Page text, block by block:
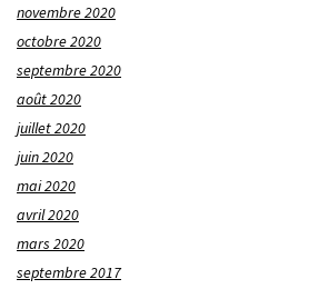
novembre 2020
octobre 2020
septembre 2020
août 2020
juillet 2020
juin 2020
mai 2020
avril 2020
mars 2020
septembre 2017